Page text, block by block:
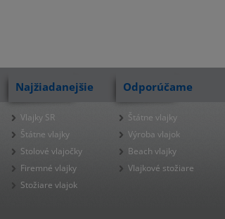
Najžiadanejšie
Vlajky SR
Štátne vlajky
Stolové vlajočky
Firemné vlajky
Stožiare vlajok
Odporúčame
Štátne vlajky
Výroba vlajok
Beach vlajky
Vlajkové stožiare